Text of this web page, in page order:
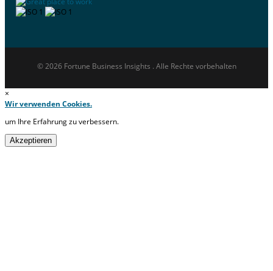
© 2026 Fortune Business Insights . Alle Rechte vorbehalten
×
Wir verwenden Cookies.
um Ihre Erfahrung zu verbessern.
Akzeptieren